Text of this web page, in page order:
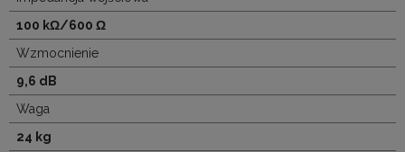
100 kΩ/600 Ω
Wzmocnienie
9,6 dB
Waga
24 kg